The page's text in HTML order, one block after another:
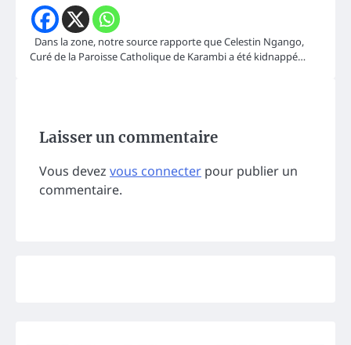
Dans la zone, notre source rapporte que Celestin Ngango,
Curé de la Paroisse Catholique de Karambi a été kidnappé…
Laisser un commentaire
Vous devez vous connecter pour publier un
commentaire.